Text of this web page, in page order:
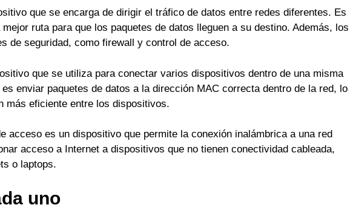
que se encarga de dirigir el tráfico de datos entre redes diferentes. Es
ruta para que los paquetes de datos lleguen a su destino. Además, los
de seguridad, como firewall y control de acceso.
que se utiliza para conectar varios dispositivos dentro de una misma
enviar paquetes de datos a la dirección MAC correcta dentro de la red, lo
más eficiente entre los dispositivos.
acceso es un dispositivo que permite la conexión inalámbrica a una red
acceso a Internet a dispositivos que no tienen conectividad cableada,
o laptops.
uno